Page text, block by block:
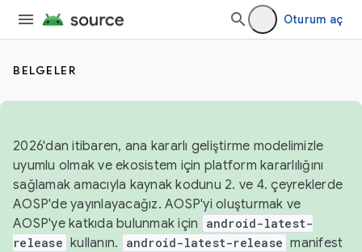
Oturum aç
BELGELER
2026'dan itibaren, ana kararlı geliştirme modelimizle
uyumlu olmak ve ekosistem için platform kararlılığını
sağlamak amacıyla kaynak kodunu 2. ve 4. çeyreklerde
AOSP'de yayınlayacağız. AOSP'yi oluşturmak ve
AOSP'ye katkıda bulunmak için
android-latest-
release kullanın. android-latest-release manifest